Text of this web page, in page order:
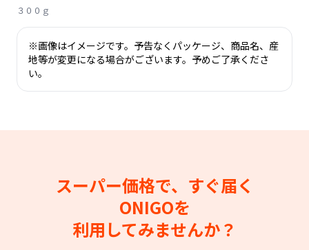
３００ｇ
※画像はイメージです。予告なくパッケージ、商品名、産
地等が変更になる場合がございます。予めご了承くださ
い。
スーパー価格で、すぐ届く
ONIGOを
利用してみませんか？